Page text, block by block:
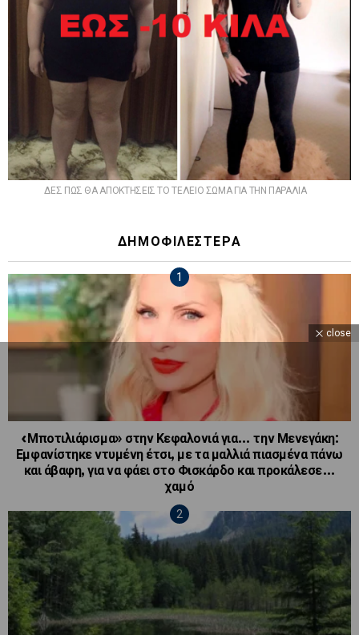
ΔΕΣ ΠΩΣ ΘΑ ΑΠΟΚΤΗΣΕΙΣ ΤΟ ΤΕΛΕΙΟ ΣΩΜΑ ΓΙΑ ΤΗΝ ΠΑΡΑΛΙΑ
ΔΗΜΟΦΙΛΕΣΤΕΡΑ
«Μποτιλιάρισμα» στην Κεφαλονιά για… την Μενεγάκη:
Εμφανίστηκε ντυμένη έτσι, με τα μαλλιά πιασμένα πάνω
και άβαφη, για να φάει στο Φισκάρδο και προκάλεσε…
χαμό
close